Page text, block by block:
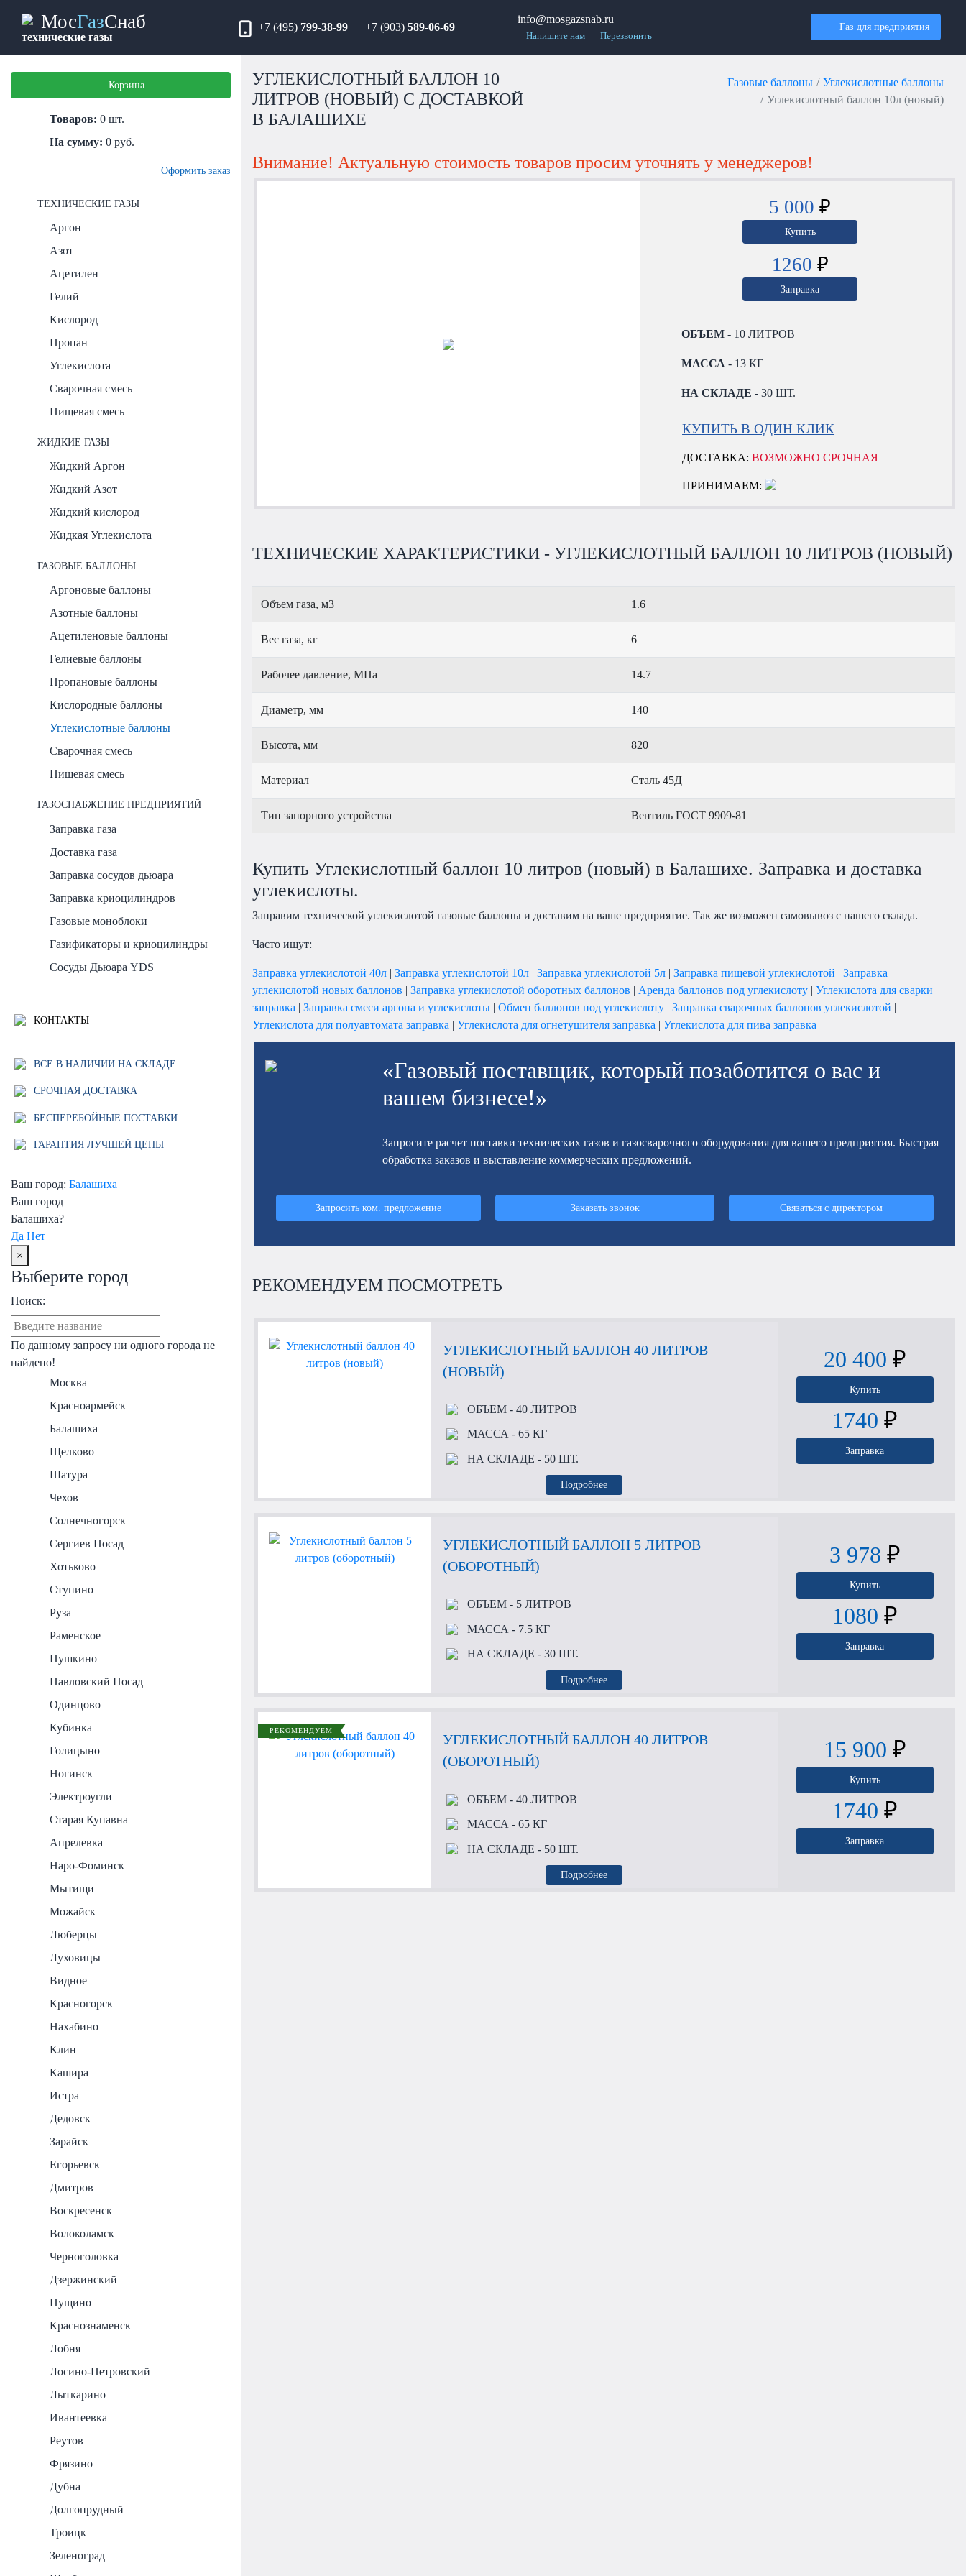
МосГазСнаб
технические газы
+7 (495) 799-38-99 +7 (903) 589-06-69
info@mosgazsnab.ru
Напишите нам Перезвонить
Газ для предприятия
Корзина
Товаров: 0 шт.
На сумму: 0 руб.
Оформить заказ
ТЕХНИЧЕСКИЕ ГАЗЫ
Аргон
Азот
Ацетилен
Гелий
Кислород
Пропан
Углекислота
Сварочная смесь
Пищевая смесь
ЖИДКИЕ ГАЗЫ
Жидкий Аргон
Жидкий Азот
Жидкий кислород
Жидкая Углекислота
ГАЗОВЫЕ БАЛЛОНЫ
Аргоновые баллоны
Азотные баллоны
Ацетиленовые баллоны
Гелиевые баллоны
Пропановые баллоны
Кислородные баллоны
Углекислотные баллоны
Сварочная смесь
Пищевая смесь
ГАЗОСНАБЖЕНИЕ ПРЕДПРИЯТИЙ
Заправка газа
Доставка газа
Заправка сосудов дьюара
Заправка криоцилиндров
Газовые моноблоки
Газификаторы и криоцилиндры
Сосуды Дьюара YDS
КОНТАКТЫ
ВСЕ В НАЛИЧИИ НА СКЛАДЕ
СРОЧНАЯ ДОСТАВКА
БЕСПЕРЕБОЙНЫЕ ПОСТАВКИ
ГАРАНТИЯ ЛУЧШЕЙ ЦЕНЫ
Ваш город: Балашиха
Ваш город
Балашиха?
Да Нет
×
Выберите город
Поиск:
По данному запросу ни одного города не
найдено!
Москва
Красноармейск
Балашиха
Щелково
Шатура
Чехов
Солнечногорск
Сергиев Посад
Хотьково
Ступино
Руза
Раменское
Пушкино
Павловский Посад
Одинцово
Кубинка
Голицыно
Ногинск
Электроугли
Старая Купавна
Апрелевка
Наро-Фоминск
Мытищи
Можайск
Люберцы
Луховицы
Видное
Красногорск
Нахабино
Клин
Кашира
Истра
Дедовск
Зарайск
Егорьевск
Дмитров
Воскресенск
Волоколамск
Черноголовка
Дзержинский
Пущино
Краснознаменск
Лобня
Лосино-Петровский
Лыткарино
Ивантеевка
Реутов
Фрязино
Дубна
Долгопрудный
Троицк
Зеленоград
УГЛЕКИСЛОТНЫЙ БАЛЛОН 10
ЛИТРОВ (НОВЫЙ) С ДОСТАВКОЙ
В БАЛАШИХЕ
Газовые баллоны
Углекислотные баллоны
Углекислотный баллон 10л (новый)
Внимание! Актуальную стоимость товаров просим уточнять у менеджеров!
5 000₽
Купить
1260 ₽
Заправка
ОБЪЕМ - 10 ЛИТРОВ
МАССА - 13 КГ
НА СКЛАДЕ - 30 ШТ.
КУПИТЬ В ОДИН КЛИК
ДОСТАВКА:ВОЗМОЖНО СРОЧНАЯ
ПРИНИМАЕМ:
ТЕХНИЧЕСКИЕ ХАРАКТЕРИСТИКИ - УГЛЕКИСЛОТНЫЙ БАЛЛОН 10 ЛИТРОВ (НОВЫЙ)
Объем газа, м3 1.6
Вес газа, кг 6
Рабочее давление, МПа 14.7
Диаметр, мм 140
Высота, мм 820
Материал Сталь 45Д
Тип запорного устройства Вентиль ГОСТ 9909-81
Купить Углекислотный баллон 10 литров (новый) в Балашихе. Заправка и доставка
углекислоты.
Заправим технической углекислотой газовые баллоны и доставим на ваше предприятие. Так же возможен самовывоз с нашего склада.
Часто ищут:
Заправка углекислотой 40л | Заправка углекислотой 10л | Заправка углекислотой 5л | Заправка пищевой углекислотой | Заправка
углекислотой новых баллонов | Заправка углекислотой оборотных баллонов | Аренда баллонов под углекислоту | Углекислота для сварки
заправка | Заправка смеси аргона и углекислоты | Обмен баллонов под углекислоту | Заправка сварочных баллонов углекислотой |
Углекислота для полуавтомата заправка | Углекислота для огнетушителя заправка | Углекислота для пива заправка
«Газовый поставщик, который позаботится о вас и
вашем бизнесе!»
Запросите расчет поставки технических газов и газосварочного оборудования для вашего предприятия. Быстрая
обработка заказов и выставление коммерческих предложений.
Запросить ком. предложение Заказать звонок Связаться с директором
РЕКОМЕНДУЕМ ПОСМОТРЕТЬ
УГЛЕКИСЛОТНЫЙ БАЛЛОН 40 ЛИТРОВ
(НОВЫЙ)
ОБЪЕМ- 40 ЛИТРОВ
МАССА - 65 КГ
НА СКЛАДЕ - 50 ШТ.
Подробнее
20 400 ₽
Купить
1740 ₽
Заправка
УГЛЕКИСЛОТНЫЙ БАЛЛОН 5 ЛИТРОВ
(ОБОРОТНЫЙ)
ОБЪЕМ- 5 ЛИТРОВ
МАССА - 7.5 КГ
НА СКЛАДЕ - 30 ШТ.
Подробнее
3 978 ₽
Купить
1080 ₽
Заправка
РЕКОМЕНДУЕМ
УГЛЕКИСЛОТНЫЙ БАЛЛОН 40 ЛИТРОВ
(ОБОРОТНЫЙ)
ОБЪЕМ- 40 ЛИТРОВ
МАССА - 65 КГ
НА СКЛАДЕ - 50 ШТ.
Подробнее
15 900 ₽
Купить
1740 ₽
Заправка